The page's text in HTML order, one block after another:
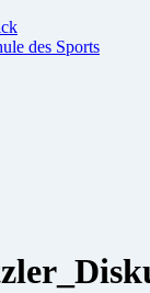
des Sports